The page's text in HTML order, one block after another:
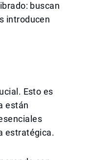
buscan
introducen
Esto es
están
estratégica.